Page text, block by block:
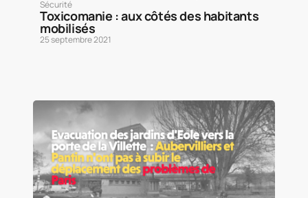
Sécurité
Toxicomanie : aux côtés des habitants
mobilisés
25 septembre 2021